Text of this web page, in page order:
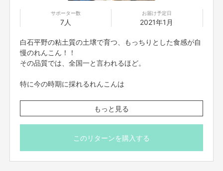
映画『えんとつ町のプペル』も知ってもらえて
たくさんの子供達が喜んでくれれば、すごくいいなと思っています。
———————————————————————————
資金の使い方
佐賀県白石町の地元商店街の電柱３本への電柱広告設置費用（1年分）としま
もし目標額以上に支援いただいた場合、残りは
◆2年目、３年目の電柱の維持費用（1年につき約45000円）
サポーター数
7人
お届け予定日
2021年1月
白石平野の粘土質の土壌で育つ、もっちりとした食感が自
慢のれんこん！！
その品質では、全国一と言われるほど。
特に今の時期に採れるれんこんは
「正月れんこん」
もっちり、ホクホク感がたまらない！！
お煮しめや天ぷら、おでんなどに最高です❤︎
もっと見る
このリターンを購入する